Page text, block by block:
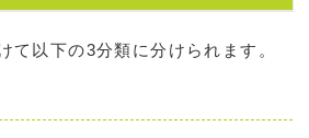
て以下の3分類に分けられます。